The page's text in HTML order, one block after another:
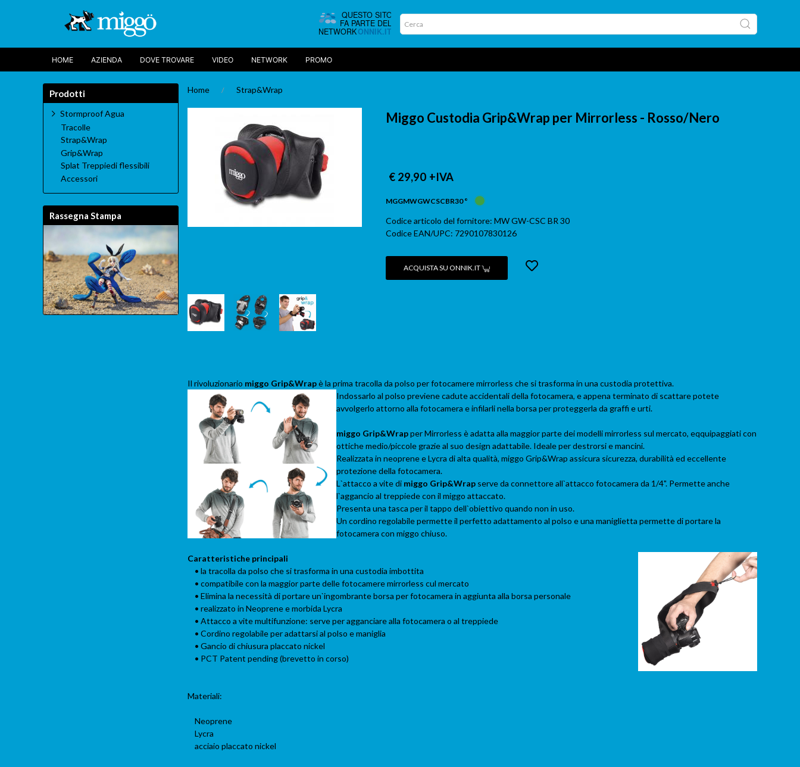
HOME AZIENDA DOVE TROVARE VIDEO NETWORK PROMO
Home Strap&Wrap
Miggo Custodia Grip&Wrap per Mirrorless - Rosso/Nero
€ 29,90 +IVA
MGGMWGWCSCBR30 °
Codice articolo del fornitore: MW GW-CSC BR 30
Codice EAN/UPC: 7290107830126
ACQUISTA SU ONNIK.IT
Il rivoluzionario miggo Grip&Wrapè la prima tracolla da polso per fotocamere mirrorless che si trasforma in una custodia protettiva.
Indossarlo al polso previene cadute accidentali della fotocamera, e appena terminato di scattare potete
avvolgerlo attorno alla fotocamera e infilarli nella borsa per proteggerla da graffi e urti.
miggo Grip&Wrapper Mirrorless è adatta alla maggior parte dei modelli mirrorless sul mercato, eqquipaggiati con
ottiche medio/piccole grazie al suo design adattabile. Ideale per destrorsi e mancini.
Realizzata in neoprene e Lycra di alta qualità, miggo Grip&Wrap assicura sicurezza, durabilità ed eccellente
protezione della fotocamera.
L`attacco a vite di miggo Grip&Wrap serve da connettore all`attacco fotocamera da 1/4". Permette anche
l`aggancio al treppiede con il miggo attaccato.
Presenta una tasca per il tappo dell`obiettivo quando non in uso.
Un cordino regolabile permette il perfetto adattamento al polso e una maniglietta permette di portare la
fotocamera con miggo chiuso.
Caratteristiche principali
• la tracolla da polso che si trasforma in una custodia imbottita
• compatibile con la maggior parte delle fotocamere mirrorless cul mercato
• Elimina la necessità di portare un`ingombrante borsa per fotocamera in aggiunta alla borsa personale
• realizzato in Neoprene e morbida Lycra
• Attacco a vite multifunzione: serve per agganciare alla fotocamera o al treppiede
• Cordino regolabile per adattarsi al polso e maniglia
• Gancio di chiusura placcato nickel
• PCT Patent pending (brevetto in corso)
Materiali:
Neoprene
Lycra
acciaio placcato nickel
Prodotti
Stormproof Agua
Tracolle
Strap&Wrap
Grip&Wrap
Splat Treppiedi flessibili
Accessori
Rassegna Stampa